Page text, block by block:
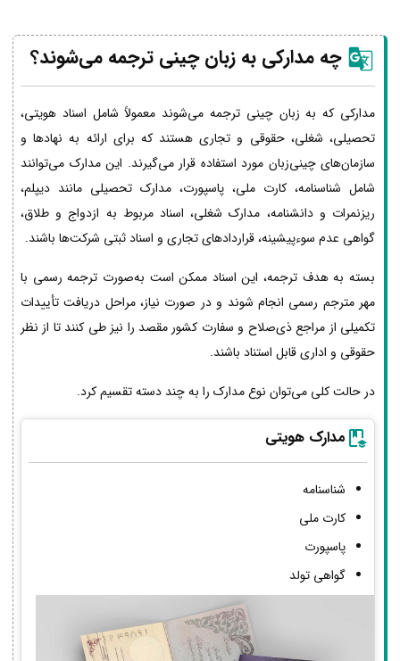
چه مدارکی به زبان چینی ترجمه می‌شوند؟
مدارکی که به زبان چینی ترجمه می‌شوند معمولاً شامل اسناد هویتی،
تحصیلی، شغلی، حقوقی و تجاری هستند که برای ارائه به نهادها و
سازمان‌های چینی‌زبان مورد استفاده قرار می‌گیرند. این مدارک می‌توانند
شامل شناسنامه، کارت ملی، پاسپورت، مدارک تحصیلی مانند دیپلم،
ریزنمرات و دانشنامه، مدارک شغلی، اسناد مربوط به ازدواج و طلاق،
گواهی عدم سوءپیشینه، قراردادهای تجاری و اسناد ثبتی شرکت‌ها باشند.
بسته به هدف ترجمه، این اسناد ممکن است به‌صورت ترجمه رسمی با
مهر مترجم رسمی انجام شوند و در صورت نیاز، مراحل دریافت تأییدات
تکمیلی از مراجع ذی‌صلاح و سفارت کشور مقصد را نیز طی کنند تا از نظر
حقوقی و اداری قابل استناد باشند.
در حالت کلی می‌توان نوع مدارک را به چند دسته تقسیم کرد.
مدارک هویتی
شناسنامه
کارت ملی
پاسپورت
گواهی تولد